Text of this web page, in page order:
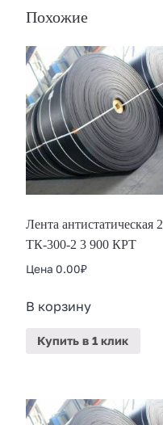
Похожие
Лента антистатическая
ТК-300-2 3 900 КРТ
Цена 0.00₽
В корзину
Купить в 1 клик